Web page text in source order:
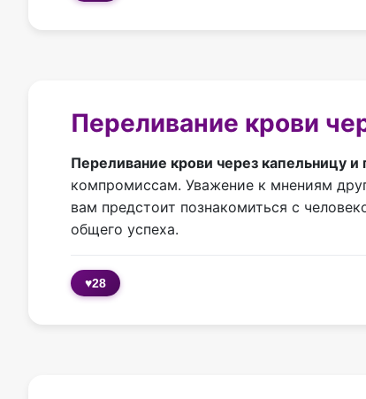
Переливание крови
Переливание крови через капельницу и
компромиссам. Уважение к мнениям
вам предстоит познакомиться с
общего успеха.
♥28